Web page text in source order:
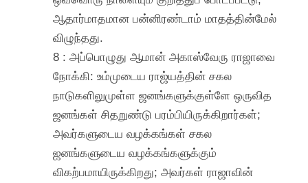
ஆதார்மாதமான பன்னிரண்டாம் மாதத்தின்மேல்
விழுந்தது.
8 : அப்பொழுது ஆமான் அகாஸ்வேரு ராஜாவை
நோக்கி: உம்முடைய ராஜ்யத்தின் சகல
நாடுகளிலுமுள்ள ஜனங்களுக்குள்ளே ஒருவித
ஜனங்கள் சிதறுண்டு பரம்பியிருக்கிறார்கள்;
அவர்களுடைய வழக்கங்கள் சகல
ஜனங்களுடைய வழக்கங்களுக்கும்
விகற்பமாயிருக்கிறது; அவர்கள் ராஜாவின்